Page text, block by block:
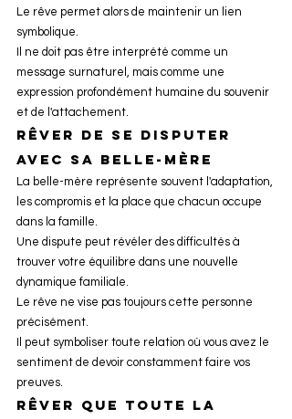
Le rêve permet alors de maintenir un lien
symbolique.
Il ne doit pas être interprété comme un
message surnaturel, mais comme une
expression profondément humaine du souvenir
et de l'attachement.
Rêver de se disputer
avec sa belle-mère
La belle-mère représente souvent l'adaptation,
les compromis et la place que chacun occupe
dans la famille.
Une dispute peut révéler des difficultés à
trouver votre équilibre dans une nouvelle
dynamique familiale.
Le rêve ne vise pas toujours cette personne
précisément.
Il peut symboliser toute relation où vous avez le
sentiment de devoir constamment faire vos
preuves.
Rêver que toute la